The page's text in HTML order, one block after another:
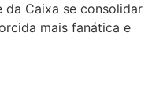
da Caixa se consolidar
mais fanática e